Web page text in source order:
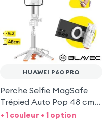
HUAWEI P60 PRO
Perche Selfie MagSafe
Trépied Auto Pop 48 cm
Blanc pour Huawei P60
+ 1 couleur + 1 option